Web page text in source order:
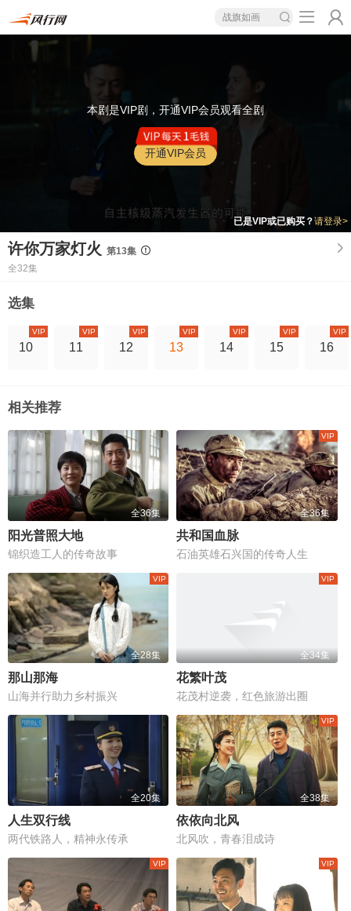
战旗如画
本剧是VIP剧，开通VIP会员观看全剧
开通VIP会员
已是VIP或已购买？请登录>
许你万家灯火 第13集
全32集
选集
10
VIP
11
VIP
12
VIP
13
VIP
14
VIP
15
VIP
16
VIP
相关推荐
全36集
阳光普照大地
锦织造工人的传奇故事
全36集
共和国血脉
石油英雄石兴国的传奇人生
全28集
那山那海
山海并行助力乡村振兴
全34集
花繁叶茂
花茂村逆袭，红色旅游出圈
全20集
人生双行线
两代铁路人，精神永传承
全38集
依依向北风
北风吹，青春泪成诗